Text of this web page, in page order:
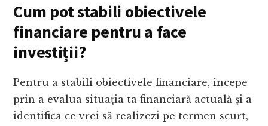
Cum pot stabili obiectivele
financiare pentru a face
investiții?
Pentru a stabili obiectivele financiare, începe
prin a evalua situația ta financiară actuală și a
identifica ce vrei să realizezi pe termen scurt,